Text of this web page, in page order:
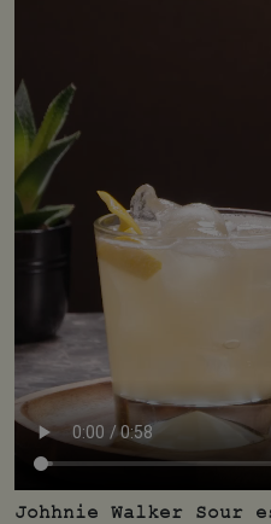
Johhnie Walker Sour